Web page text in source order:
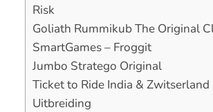
Risk
Goliath Rummikub The Original
SmartGames – Froggit
Jumbo Stratego Original
Ticket to Ride India & Zwitserland
Uitbreiding